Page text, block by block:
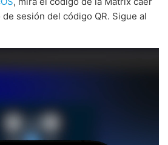
sesión del código QR. Sigue al